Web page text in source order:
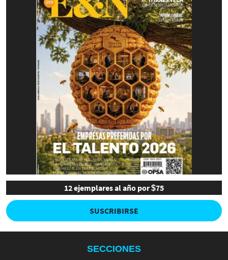
12 ejemplares al año por $75
SUSCRIBIRSE
SECCIONES